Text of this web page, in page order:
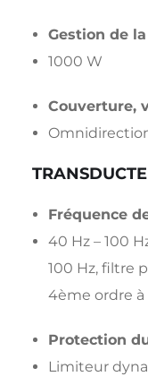
Gestion de
1000 W
Couverture,
Fréquence
40 Hz – 100
100 Hz, filtre
4ème ordre à
Protection
Limiteur